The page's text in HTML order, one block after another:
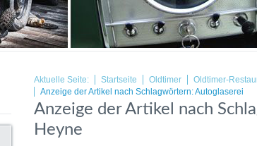
Aktuelle Seite: Startseite Oldtimer
Oldtimer-
Anzeige der Artikel nach Schlagwörtern: Autoglaserei
Anzeige der Artikel nach
Heyne